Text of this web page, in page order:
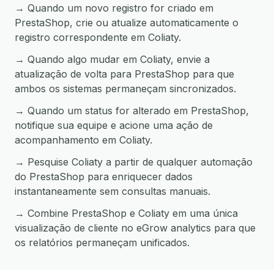
→ Quando um novo registro for criado em
PrestaShop, crie ou atualize automaticamente o
registro correspondente em Coliaty.
→ Quando algo mudar em Coliaty, envie a
atualização de volta para PrestaShop para que
ambos os sistemas permaneçam sincronizados.
→ Quando um status for alterado em PrestaShop,
notifique sua equipe e acione uma ação de
acompanhamento em Coliaty.
→ Pesquise Coliaty a partir de qualquer automação
do PrestaShop para enriquecer dados
instantaneamente sem consultas manuais.
→ Combine PrestaShop e Coliaty em uma única
visualização de cliente no eGrow analytics para que
os relatórios permaneçam unificados.